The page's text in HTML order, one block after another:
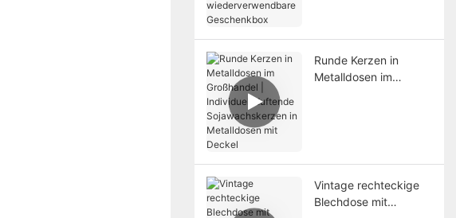
Runde Kerzen in
Metalldosen im
Vintage rechteckige
Blechdose mit